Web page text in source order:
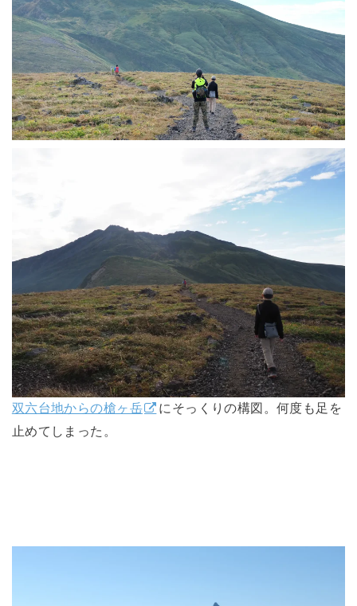
双六台地からの槍ヶ岳
にそっくりの構図。何度も足を
止めてしまった。